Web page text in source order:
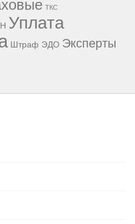
ТКС
Уплата
Штраф ЭДО Эксперты